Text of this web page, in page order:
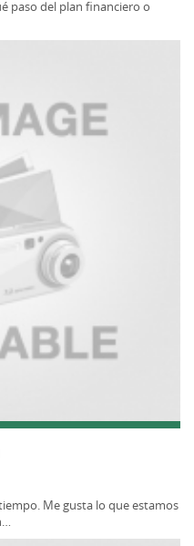
paso del plan financiero o
Me gusta lo que estamos